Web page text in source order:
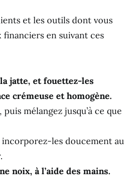
et les outils dont vous
financiers en suivant ces
jatte, et fouettez-les
crémeuse et homogène.
mélangez jusqu’à ce que
incorporez-les doucement au
noix, à l’aide des mains.